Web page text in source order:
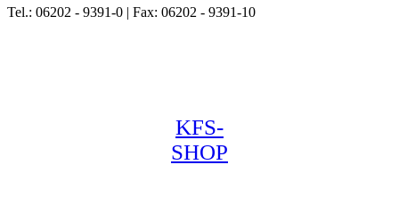
Tel.: 06202 - 9391-0 | Fax: 06202 - 9391-10
KFS-
SHOP